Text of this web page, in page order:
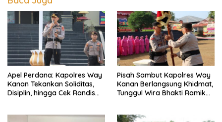
Apel Perdana: Kapolres Way
Kanan Tekankan Soliditas,
Disiplin, hingga Cek Randis
Pisah Sambut Kapolres Way
Kanan Berlangsung Khidmat,
Tunggul Wira Bhakti Ramik